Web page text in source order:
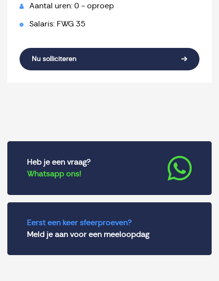
Aantal uren: 0 - oproep
Salaris: FWG 35
Nu solliciteren
Heb je een vraag?
Whatsapp ons!
Eerst een keer sfeerproeven?
Meld je aan voor een meeloopdag